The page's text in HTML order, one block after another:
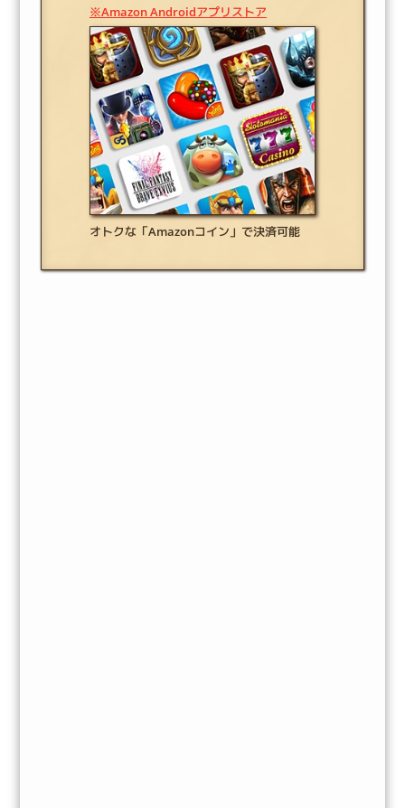
※Amazon Androidアプリストア
オトクな「Amazonコイン」で決済可能